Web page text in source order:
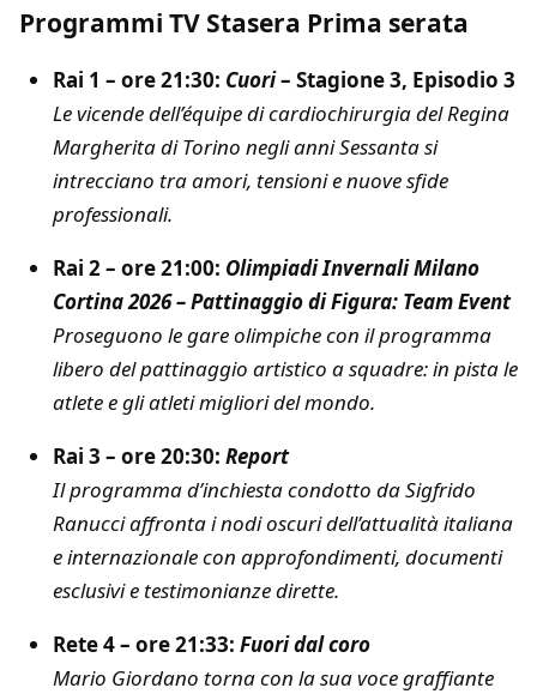
Programmi TV Stasera Prima serata
Rai 1 – ore 21:30: Cuori– Stagione 3, Episodio 3
Le vicende dell’équipe di cardiochirurgia del Regina
Margherita di Torino negli anni Sessanta si
intrecciano tra amori, tensioni e nuove sfide
professionali.
Rai 2 – ore 21:00: Olimpiadi Invernali Milano
Cortina 2026 – Pattinaggio di Figura: Team Event
Proseguono le gare olimpiche con il programma
libero del pattinaggio artistico a squadre: in pista le
atlete e gli atleti migliori del mondo.
Rai 3 – ore 20:30: Report
Il programma d’inchiesta condotto da Sigfrido
Ranucci affronta i nodi oscuri dell’attualità italiana
e internazionale con approfondimenti, documenti
esclusivi e testimonianze dirette.
Rete 4 – ore 21:33: Fuori dal coro
Mario Giordano torna con la sua voce graffiante